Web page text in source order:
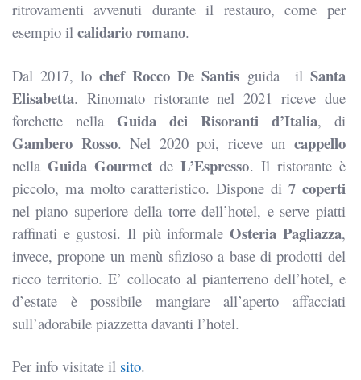
ritrovamenti avvenuti durante il restauro, come per
esempio il calidario romano.
Dal 2017, lochef Rocco De Santis guida il Santa
Elisabetta. Rinomato ristorante nel 2021 riceve due
forchette nella Guida dei Risoranti d’Italia, di
Gambero Rosso. Nel 2020 poi, riceve un cappello
nellaGuida Gourmetde L’Espresso. Il ristorante è
piccolo, ma molto caratteristico. Dispone di 7 coperti
nel piano superiore della torre dell’hotel, e serve piatti
raffinati e gustosi. Il più informaleOsteria Pagliazza,
invece, propone un menù sfizioso a base di prodotti del
ricco territorio. E’ collocato al pianterreno dell’hotel, e
d’estate è possibile mangiare all’aperto affacciati
sull’adorabile piazzetta davanti l’hotel.
Per info visitate il sito.